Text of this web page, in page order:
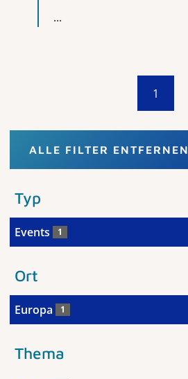
...
1
ALLE FILTER ENTFERNEN
Typ
Events 1
Ort
Europa 1
Thema